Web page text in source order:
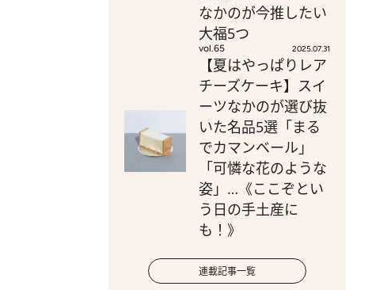
なかのが今推したい
大福5つ
vol.65 2025.07.31
【夏はやっぱりレア
チーズケーキ】スイ
ーツなかのが選び抜
いた名品5選「まる
でカマンベール」
「可憐な花のような
姿」…《ここぞとい
う日の手土産に
も！》
連載記事一覧